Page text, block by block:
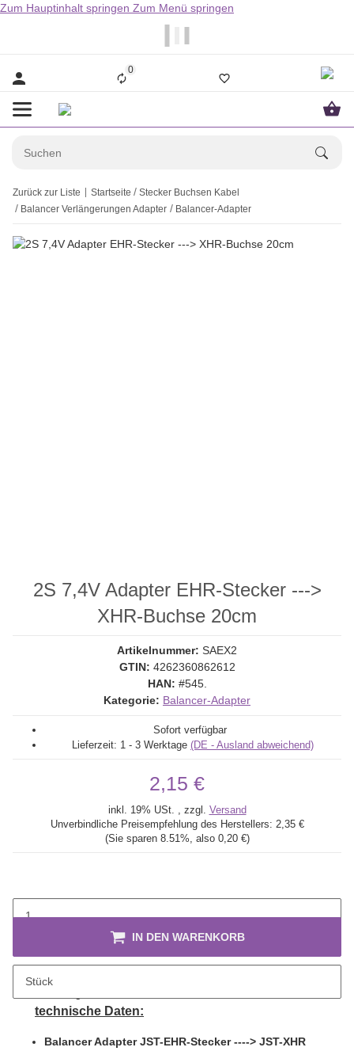
Zum Hauptinhalt springen Zum Menü springen
Bestellungen bis 14.00Uhr werden
0
Zurück zur Liste Startseite
Stecker Buchsen Kabel
Balancer Verlängerungen Adapter
Balancer-Adapter
2S 7,4V Adapter EHR-Stecker --->
XHR-Buchse 20cm
Artikelnummer: SAEX2
GTIN: 4262360862612
HAN: #545.
Kategorie: Balancer-Adapter
Sofort verfügbar
Lieferzeit: 1 - 3 Werktage (DE - Ausland abweichend)
2,15 €
inkl. 19% USt. , zzgl. Versand
Unverbindliche Preisempfehlung des Herstellers: 2,35 €
(Sie sparen 8.51%, also 0,20 €)
Stück
IN DEN WARENKORB
technische Daten:
Balancer Adapter JST-EHR-Stecker ----> JST-XHR